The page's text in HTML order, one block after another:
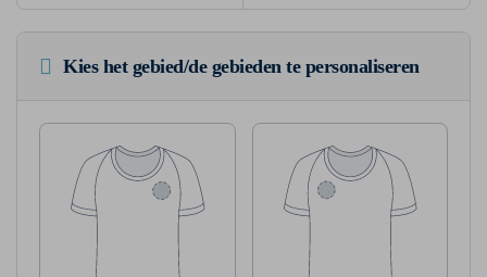
Kies het gebied/de gebieden te personaliseren